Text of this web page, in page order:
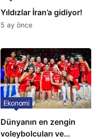
Yıldızlar İran’a gidiyor!
5 ay önce
Dünyanın en zengin
voleybolcuları ve
Ekonomi